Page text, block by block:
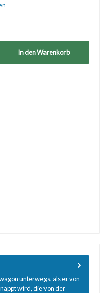
In den Warenkorb
unterwegs, als er von
wird, die von der